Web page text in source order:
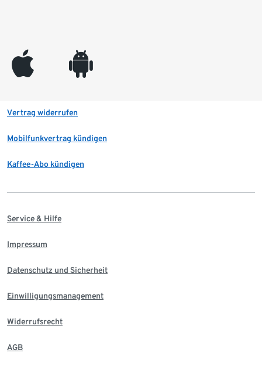
appleinc android
Vertrag widerrufen
Mobilfunkvertrag kündigen
Kaffee-Abo kündigen
Service & Hilfe
Impressum
Datenschutz und Sicherheit
Einwilligungsmanagement
Widerrufsrecht
AGB